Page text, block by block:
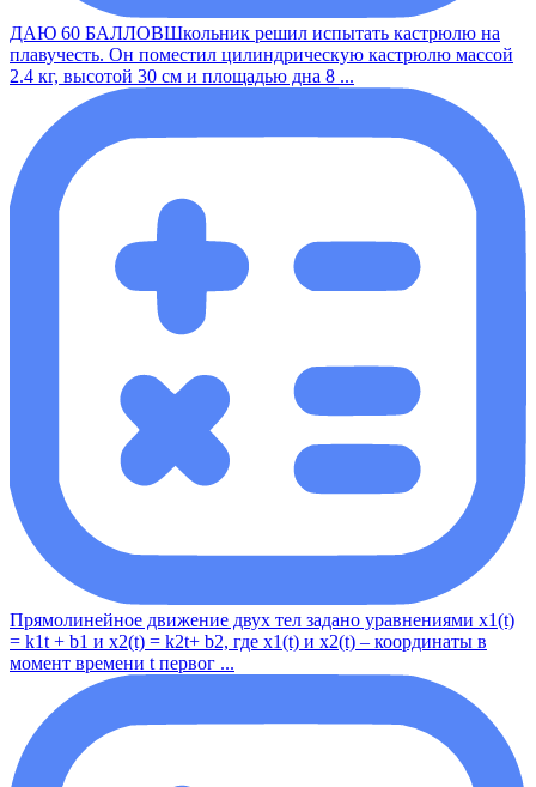
ДАЮ 60 БАЛЛОВШкольник решил испытать кастрюлю на
плавучесть. Он поместил цилиндрическую кастрюлю массой
2.4 кг, высотой 30 см и площадью дна 8 ...
Прямолинейное движение двух тел задано уравнениями x1(t)
= k1t + b1 и x2(t) = k2t+ b2, где x1(t) и x2(t) – координаты в
момент времени t первог ...